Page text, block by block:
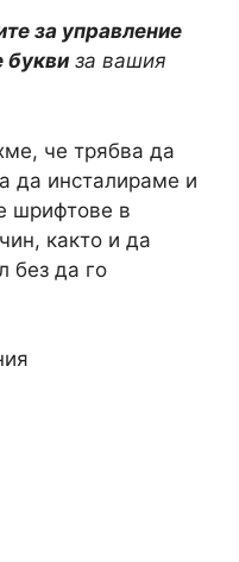
p
L
i
n
a
e
за управление
букви за вашия
че трябва да
да инсталираме и
шрифтове в
както и да
без да го